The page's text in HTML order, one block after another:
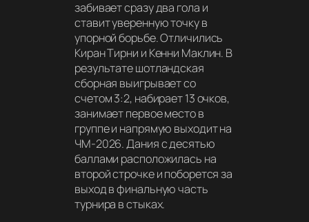
забивает сразу два гола и
ставит уверенную точку в
упорной борьбе. Отличились
Киран Тирни и Кенни Маклин. В
результате шотландская
сборная выигрывает со
счетом 3:2, набирает 13 очков,
занимает первое место в
группе и напрямую выходит на
ЧМ-2026. Дания с десятью
баллами расположилась на
второй строчке и поборется за
выход в финальную часть
турнира в стыках.